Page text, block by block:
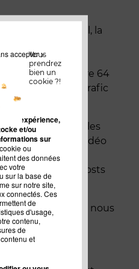
Vous
prendrez
bien un
cookie ?!
votre expérience,
et/ou
sur
ou
des données
votre
sur la base de
sur notre site,
connectés. Ces
de
d'usage,
contenu,
de
et
accepter >
et original, la
d’elle. En effet,
B2B qui
vidéo génère 64
80 % du trafic
% plus susceptibles
avoir vu une vidéo
avec vidéos
que les posts
Marketing qui nous